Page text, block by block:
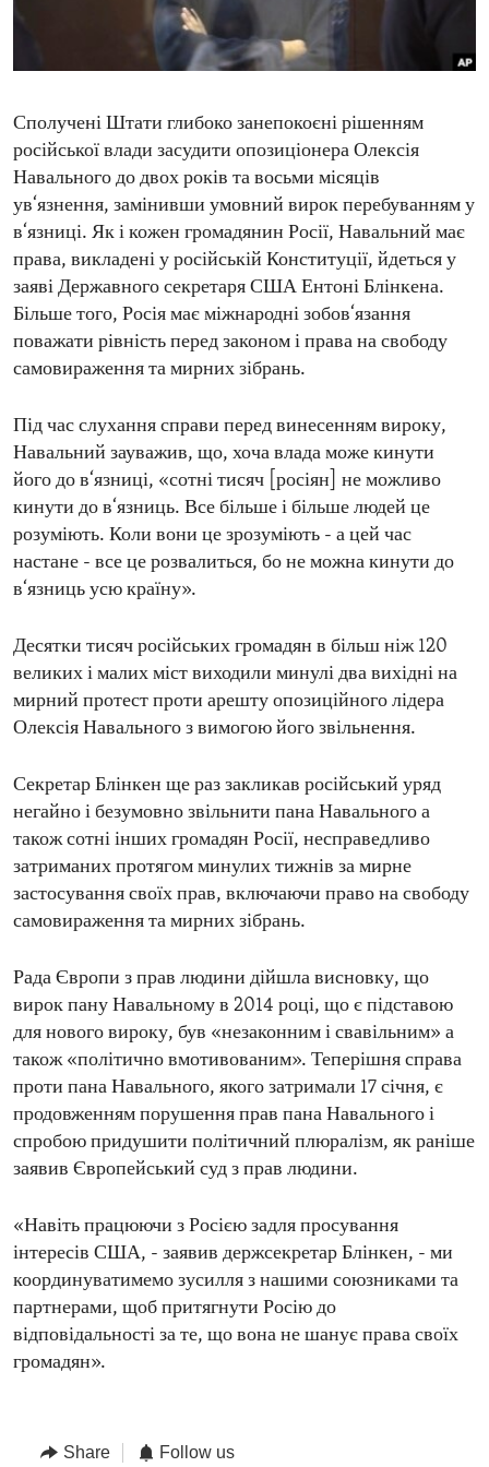
ENVIRONMENT AND HEALTH
IDEALS AND INSTITUTIONS
Сполучені Штати глибоко занепокоєні рішенням
російської влади засудити опозиціонера Олексія
Навального до двох років та восьми місяців
ув‘язнення, замінивши умовний вирок перебуванням у
в‘язниці. Як і кожен громадянин Росії, Навальний має
права, викладені у російській Конституції, йдеться у
заяві Державного секретаря США Ентоні Блінкена.
Більше того, Росія має міжнародні зобов‘язання
поважати рівність перед законом і права на свободу
самовираження та мирних зібрань.
Під час слухання справи перед винесенням вироку,
Навальний зауважив, що, хоча влада може кинути
його до в‘язниці, «сотні тисяч [росіян] не можливо
кинути до в‘язниць. Все більше і більше людей це
розуміють. Коли вони це зрозуміють - а цей час
настане - все це розвалиться, бо не можна кинути до
в‘язниць усю країну».
Десятки тисяч російських громадян в більш ніж 120
великих і малих міст виходили минулі два вихідні на
мирний протест проти арешту опозиційного лідера
Олексія Навального з вимогою його звільнення.
Секретар Блінкен ще раз закликав російський уряд
негайно і безумовно звільнити пана Навального а
також сотні інших громадян Росії, несправедливо
затриманих протягом минулих тижнів за мирне
застосування своїх прав, включаючи право на свободу
самовираження та мирних зібрань.
Рада Європи з прав людини дійшла висновку, що
вирок пану Навальному в 2014 році, що є підставою
для нового вироку, був «незаконним і свавільним» а
також «політично вмотивованим». Теперішня справа
проти пана Навального, якого затримали 17 січня, є
продовженням порушення прав пана Навального і
спробою придушити політичний плюралізм, як раніше
заявив Європейський суд з прав людини.
«Навіть працюючи з Росією задля просування
інтересів США, - заявив держсекретар Блінкен, - ми
координуватимемо зусилля з нашими союзниками та
партнерами, щоб притягнути Росію до
відповідальності за те, що вона не шанує права своїх
громадян».
Share Follow us